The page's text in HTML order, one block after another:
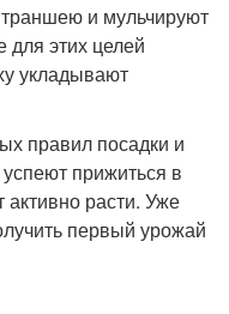
и мульчируют
для этих целей
укладывают
правил посадки и
прижиться в
активно расти. Уже
первый урожай